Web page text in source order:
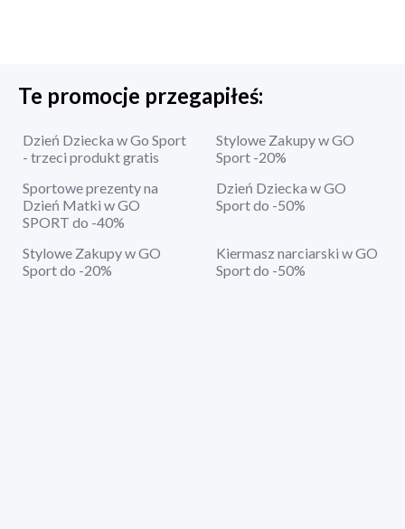
Te promocje przegapiłeś:
Dzień Dziecka w Go Sport
- trzeci produkt gratis
Stylowe Zakupy w GO
Sport -20%
Sportowe prezenty na
Dzień Matki w GO
SPORT do -40%
Dzień Dziecka w GO
Sport do -50%
Stylowe Zakupy w GO
Sport do -20%
Kiermasz narciarski w GO
Sport do -50%